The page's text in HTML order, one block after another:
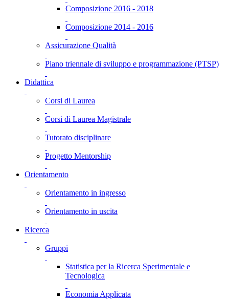
Composizione 2016 - 2018
Composizione 2014 - 2016
Assicurazione Qualità
Piano triennale di sviluppo e programmazione (PTSP)
Didattica
Corsi di Laurea
Corsi di Laurea Magistrale
Tutorato disciplinare
Progetto Mentorship
Orientamento
Orientamento in ingresso
Orientamento in uscita
Ricerca
Gruppi
Statistica per la Ricerca Sperimentale e
Tecnologica
Economia Applicata